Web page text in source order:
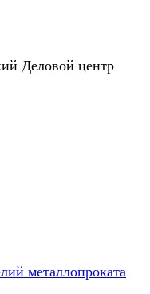
Деловой центр